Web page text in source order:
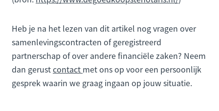
Heb je na het lezen van dit artikel nog vragen over
samenlevingscontracten of geregistreerd
partnerschap of over andere financiële zaken? Neem
dan gerustcontact met ons op voor een persoonlijk
gesprek waarin we graag ingaan op jouw situatie.